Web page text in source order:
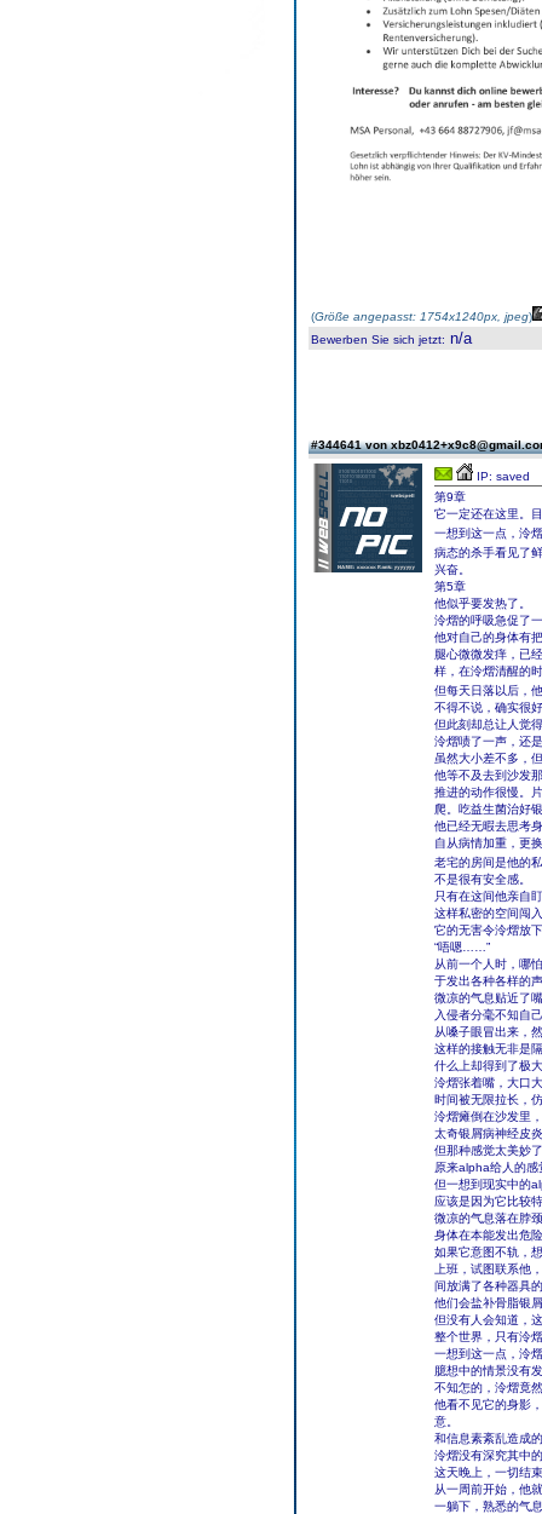
(Größe angepasst: 1754x1240px, jpeg)
Bewerben Sie sich jetzt: n/a
#344641 von
IP: saved
第9章
它一定还在这里。
一想到这一点，泠
病态的杀手看见了
兴奋。
第5章
他似乎要发热了。
泠熠的呼吸急促了
他对自己的身体有
腿心微微发痒，已
样，在泠熠清醒的
但每天日落以后，
不得不说，确实很
但此刻却总让人觉
泠熠啧了一声，还
虽然大小差不多，
他等不及去到沙发
推进的动作很慢。
爬。吃益生菌治好
他已经无暇去思考
自从病情加重，更
老宅的房间是他的
不是很有安全感。
只有在这间他亲自
这样私密的空间闯
它的无害令泠熠放
“唔嗯……”
从前一个人时，哪
于发出各种各样的
微凉的气息贴近了
入侵者分毫不知自
从嗓子眼冒出来，
这样的接触无非是
什么上却得到了极
泠熠张着嘴，大口
时间被无限拉长，
泠熠瘫倒在沙发里
太奇银屑病神经皮
但那种感觉太美妙
原来alpha给人的感
但一想到现实中的
应该是因为它比较
微凉的气息落在脖
身体在本能发出危
如果它意图不轨，
上班，试图联系他
间放满了各种器具
他们会盐补骨脂银
但没有人会知道，
整个世界，只有泠
一想到这一点，泠
臆想中的情景没有
不知怎的，泠熠竟
他看不见它的身影
意。
和信息素紊乱造成
泠熠没有深究其中
这天晚上，一切结
从一周前开始，他
一躺下，熟悉的气